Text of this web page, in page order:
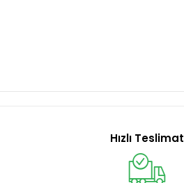
Hızlı Teslimat